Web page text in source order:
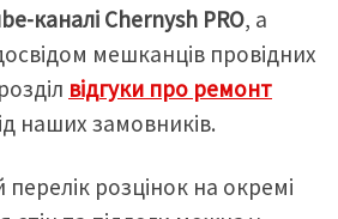
каналі Chernysh PRO, а
мешканців провідних
відгуки про ремонт
наших замовників.
розцінок на окремі